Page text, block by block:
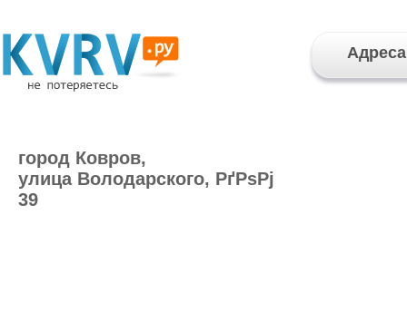
Адреса
город Ковров,
улица Володарского, РґРѕРј
39